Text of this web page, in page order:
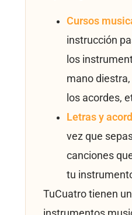
Cursos
instrucción
los
mano
los acordes,
Letras y
vez que
canciones
tu
TuCuatro tienen